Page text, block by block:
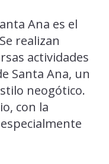
Ana es el
realizan
actividades
Santa Ana, un
neogótico.
con la